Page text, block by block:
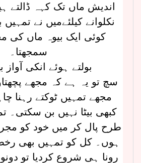
اندیش ماں تک کہہ ڈالتے
نکلوانے کیلئےمیں نے تمہیں
کوئی ایک بیوہ ماں کی
سمجھتا۔
بولتے ہوئے انکی آواز
سچ تو یہ ہے کہ مجھے
مجھے تمہیں ٹوکتے رہنا
کبھی بیٹا نہیں بن سکتی۔
طرح پال کر میں خود کو
ہوں۔ کل کو تمہیں بھی
رونا ہی شروع کردیا تو